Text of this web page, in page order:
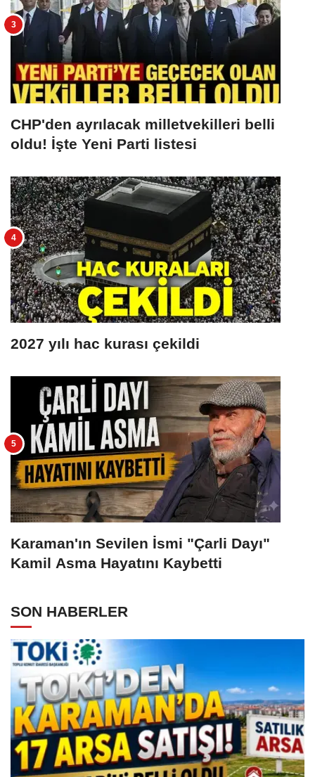
CHP'den ayrılacak milletvekilleri belli
oldu! İşte Yeni Parti listesi
2027 yılı hac kurası çekildi
Karaman'ın Sevilen İsmi "Çarli Dayı"
Kamil Asma Hayatını Kaybetti
SON HABERLER